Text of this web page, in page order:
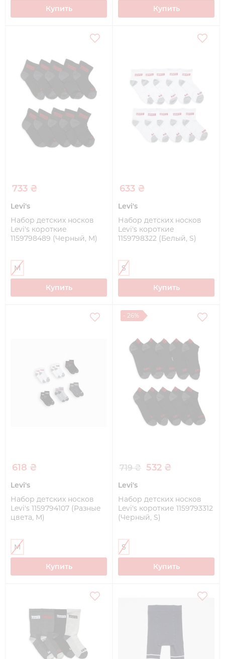
Купить Купить
733 ₴
Levi's
Набор детских носков
Levi's короткие
1159798489 (Черный, M)
M
Купить
633 ₴
Levi's
Набор детских носков
Levi's короткие
1159798322 (Белый, S)
S
Купить
618 ₴
Levi's
Набор детских носков
Levi's 1159794107 (Разные
цвета, M)
M
Купить
- 26%
719 ₴ 532 ₴
Levi's
Набор детских носков
Levi's короткие 1159793312
(Черный, S)
S
Купить